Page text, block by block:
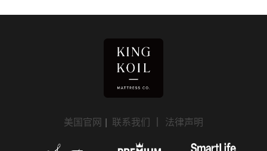
美国官网 | 联系我们 ｜ 法律声明